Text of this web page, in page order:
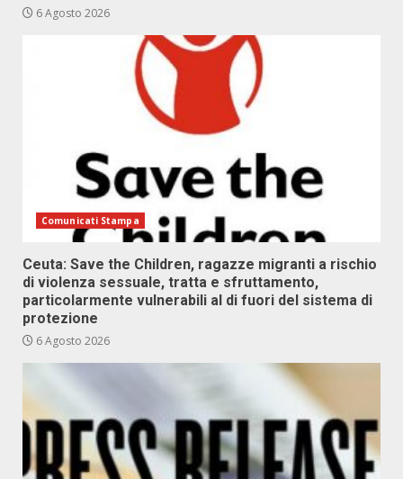
6 Agosto 2026
Comunicati Stampa
Ceuta: Save the Children, ragazze migranti a rischio
di violenza sessuale, tratta e sfruttamento,
particolarmente vulnerabili al di fuori del sistema di
protezione
6 Agosto 2026